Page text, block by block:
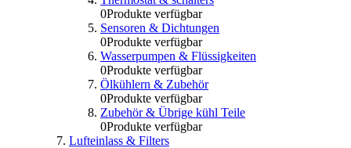
0Produkte verfügbar
Sensoren & Dichtungen
0Produkte verfügbar
Wasserpumpen & Flüssigkeiten
0Produkte verfügbar
Ölkühlern & Zubehör
0Produkte verfügbar
Zubehör & Übrige kühl Teile
0Produkte verfügbar
Lufteinlass & Filters